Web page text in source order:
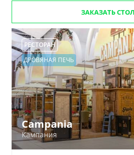
ЗАКАЗАТЬ
РЕСТОРАН
ДРОВЯНАЯ ПЕЧЬ
Campania
Кампания